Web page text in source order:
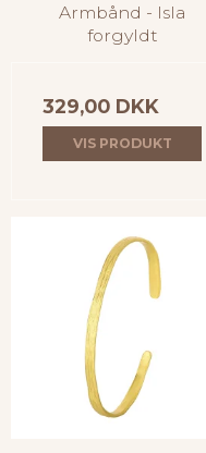
Armbånd - Isla
forgyldt
329,00 DKK
VIS PRODUKT